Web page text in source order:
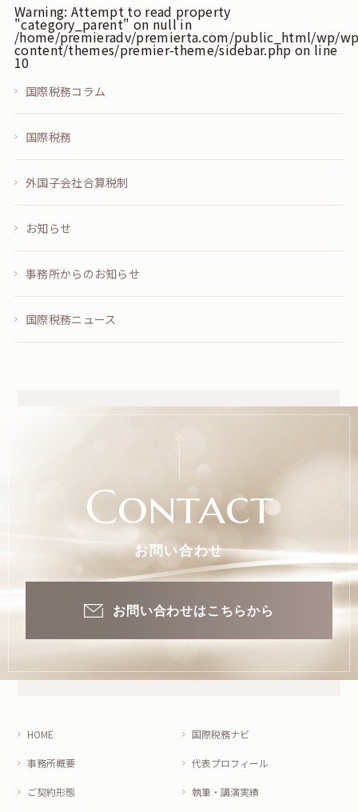
Warning: Attempt to read property
"category_parent" on null in
/home/premieradv/premierta.com/public_html/wp/
content/themes/premier-theme/sidebar.php on line
10
国際税務コラム
国際税務
外国子会社合算税制
お知らせ
事務所からのお知らせ
国際税務ニュース
Contact
お問い合わせ
お問い合わせはこちらから
HOME 国際税務ナビ
事務所概要 代表プロフィール
ご契約形態 執筆・講演実績